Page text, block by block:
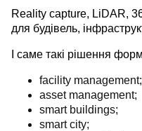
Reality capture, LiDAR,
для будівель,
І саме такі рішення
facility management;
asset management;
smart buildings;
smart city;